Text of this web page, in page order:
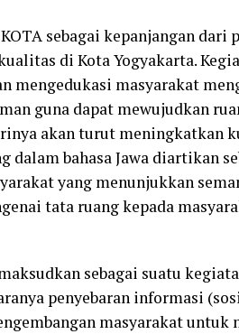
sebagai kepanjangan
di Kota Yogyakarta.
mengedukasi masyarakat
guna dapat mewujudkan
akan turut meningkatkan
dalam bahasa Jawa diartikan
yang menunjukkan
tata ruang kepada
sebagai suatu
penyebaran informasi
masyarakat untuk